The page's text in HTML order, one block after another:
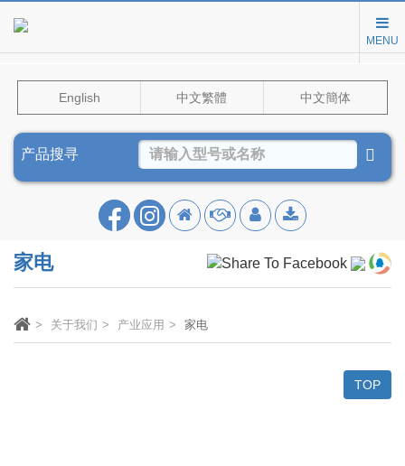
MENU
English 中文繁體 中文簡体
产品搜寻
家电
关于我们 产业应用 家电
TOP